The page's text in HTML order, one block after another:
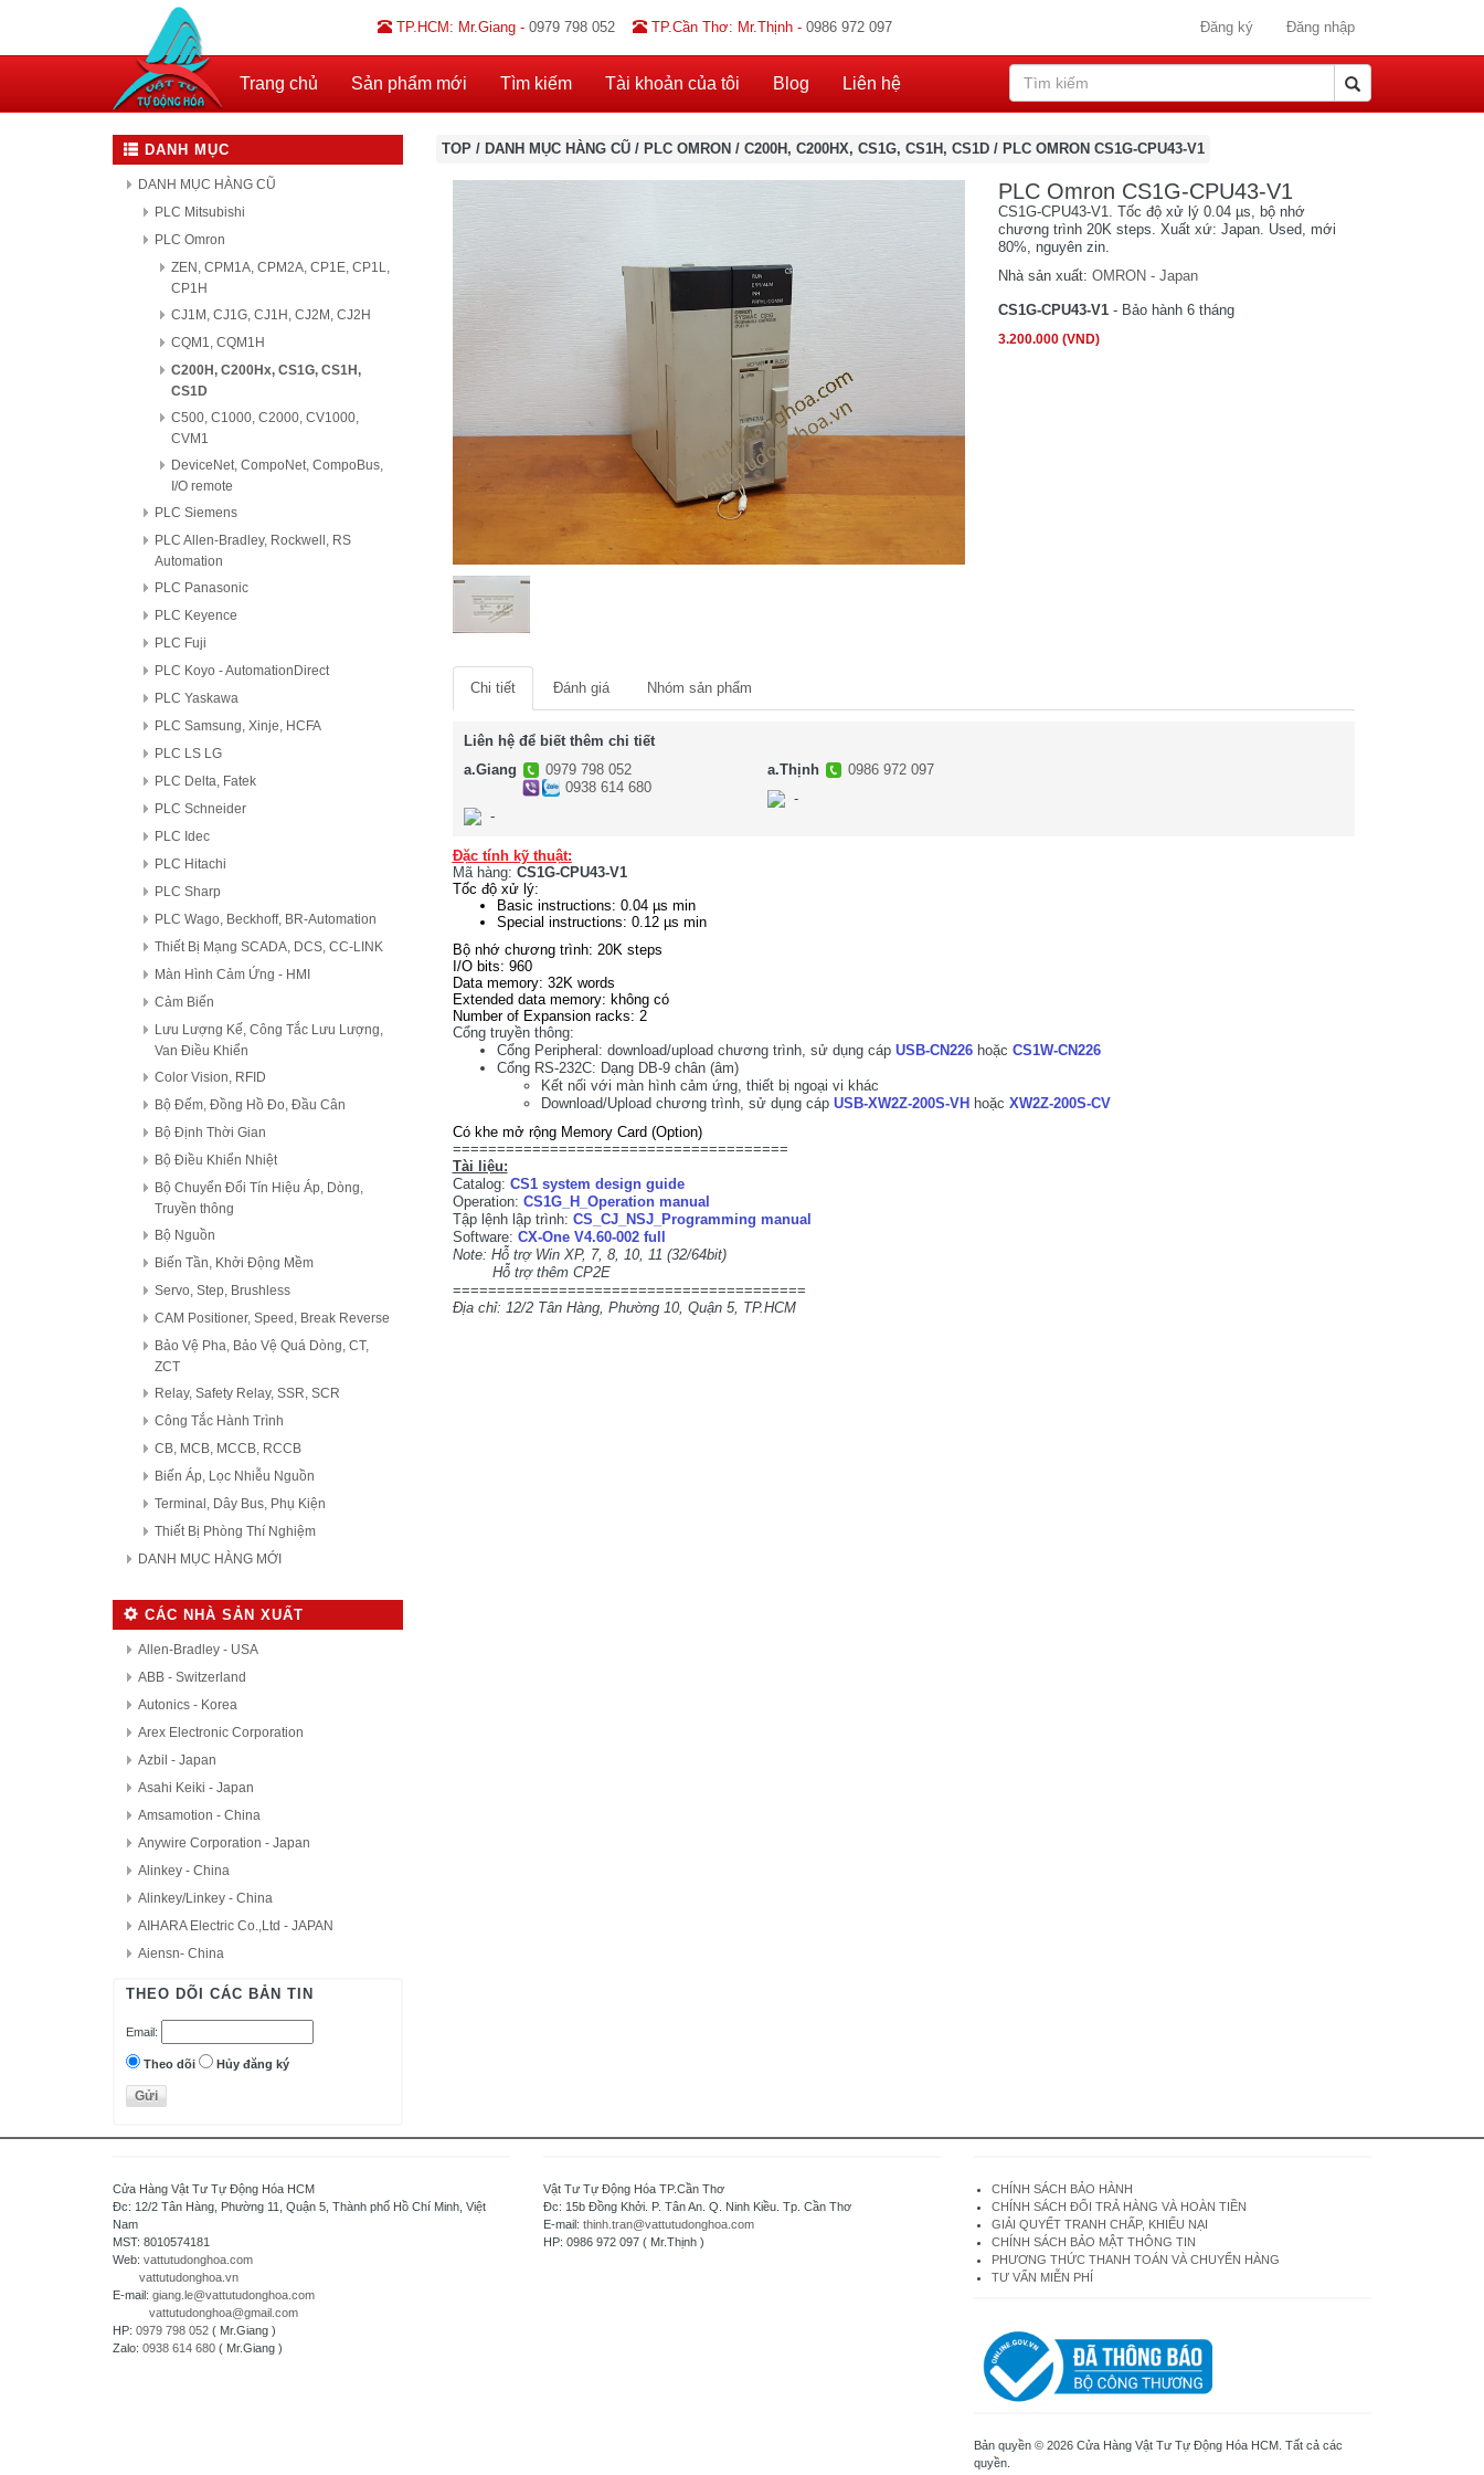
TP.HCM: Mr.Giang - 0979 798 052 TP.Cần Thơ: Mr.Thịnh - 0986 972 097 Đăng ký Đăng nhập
Trang chủ Sản phẩm mới Tìm kiếm Tài khoản của tôi Blog Liên hệ
DANH MỤC
DANH MỤC HÀNG CŨ
PLC Mitsubishi
PLC Omron
ZEN, CPM1A, CPM2A, CP1E, CP1L,
CP1H
CJ1M, CJ1G, CJ1H, CJ2M, CJ2H
CQM1, CQM1H
C200H, C200Hx, CS1G, CS1H,
CS1D
C500, C1000, C2000, CV1000,
CVM1
DeviceNet, CompoNet, CompoBus,
I/O remote
PLC Siemens
PLC Allen-Bradley, Rockwell, RS
Automation
PLC Panasonic
PLC Keyence
PLC Fuji
PLC Koyo - AutomationDirect
PLC Yaskawa
PLC Samsung, Xinje, HCFA
PLC LS LG
PLC Delta, Fatek
PLC Schneider
PLC Idec
PLC Hitachi
PLC Sharp
PLC Wago, Beckhoff, BR-Automation
Thiết Bị Mạng SCADA, DCS, CC-LINK
Màn Hình Cảm Ứng - HMI
Cảm Biến
Lưu Lượng Kế, Công Tắc Lưu Lượng,
Van Điều Khiển
Color Vision, RFID
Bộ Đếm, Đồng Hồ Đo, Đầu Cân
Bộ Định Thời Gian
Bộ Điều Khiển Nhiệt
Bộ Chuyển Đổi Tín Hiệu Áp, Dòng,
Truyền thông
Bộ Nguồn
Biến Tần, Khởi Động Mềm
Servo, Step, Brushless
CAM Positioner, Speed, Break Reverse
Bảo Vệ Pha, Bảo Vệ Quá Dòng, CT,
ZCT
Relay, Safety Relay, SSR, SCR
Công Tắc Hành Trình
CB, MCB, MCCB, RCCB
Biến Áp, Lọc Nhiễu Nguồn
Terminal, Dây Bus, Phụ Kiện
Thiết Bị Phòng Thí Nghiệm
DANH MỤC HÀNG MỚI
CÁC NHÀ SẢN XUẤT
Allen-Bradley - USA
ABB - Switzerland
Autonics - Korea
Arex Electronic Corporation
Azbil - Japan
Asahi Keiki - Japan
Amsamotion - China
Anywire Corporation - Japan
Alinkey - China
Alinkey/Linkey - China
AIHARA Electric Co.,Ltd - JAPAN
Aiensn- China
AutomationDirect - USA
Delta - Taiwan
Danfoss - Denmark
DAITRON
Di-soric - Germany
Daiichi Electronics co.,Ltd - Japan
Fuji Electric - Japan
FESTO
FDK Coperation
THEO DÕI CÁC BẢN TIN
Email:
Theo dõi Hủy đăng ký
TOP/ DANH MỤC HÀNG CŨ/ PLC OMRON / C200H, C200HX, CS1G, CS1H, CS1D/ PLC OMRON CS1G-CPU43-V1
PLC Omron CS1G-CPU43-V1
CS1G-CPU43-V1. Tốc độ xử lý 0.04 µs, bộ nhớ
chương trình 20K steps. Xuất xứ: Japan. Used, mới
80%, nguyên zin.
Nhà sản xuất: OMRON - Japan
CS1G-CPU43-V1- Bảo hành 6 tháng
3.200.000 (VND)
Chi tiết Đánh giá Nhóm sản phẩm
Liên hệ để biết thêm chi tiết
a.Giang
0979 798 052
0938 614 680
-
a.Thịnh
0986 972 097
-
Đặc tính kỹ thuật:
Mã hàng: CS1G-CPU43-V1
Tốc độ xử lý:
Basic instructions: 0.04 µs min
Special instructions: 0.12 µs min
Bộ nhớ chương trình: 20K steps
I/O bits: 960
Data memory: 32K words
Extended data memory: không có
Number of Expansion racks: 2
Cổng truyền thông:
Cổng Peripheral: download/upload chương trình, sử dụng cáp USB-CN226hoặc CS1W-CN226
Cổng RS-232C: Dạng DB-9 chân (âm)
Kết nối với màn hình cảm ứng, thiết bị ngoại vi khác
Download/Upload chương trình, sử dụng cáp USB-XW2Z-200S-VH hoặc XW2Z-200S-CV
Có khe mở rộng Memory Card (Option)
======================================
Tài liệu:
Catalog: CS1 system design guide
Operation: CS1G_H_Operation manual
Tập lệnh lập trình: CS_CJ_NSJ_Programming manual
Software: CX-One V4.60-002 full
Note: Hỗ trợ Win XP, 7, 8, 10, 11 (32/64bit)
Hỗ trợ thêm CP2E
========================================
Địa chỉ: 12/2 Tân Hàng, Phường 10, Quận 5, TP.HCM
Cửa Hàng Vật Tư Tự Động Hóa HCM
Đc: 12/2 Tân Hàng, Phường 11, Quận 5, Thành phố Hồ Chí Minh, Việt
Nam
MST: 8010574181
Web: vattutudonghoa.com
vattutudonghoa.vn
E-mail: giang.le@vattutudonghoa.com
vattutudonghoa@gmail.com
HP: 0979 798 052 ( Mr.Giang )
Zalo: 0938 614 680 ( Mr.Giang )
Vật Tư Tự Động Hóa TP.Cần Thơ
Đc: 15b Đồng Khởi. P. Tân An. Q. Ninh Kiều. Tp. Cần Thơ
E-mail: thinh.tran@vattutudonghoa.com
HP: 0986 972 097 ( Mr.Thịnh )
CHÍNH SÁCH BẢO HÀNH
CHÍNH SÁCH ĐỔI TRẢ HÀNG VÀ HOÀN TIỀN
GIẢI QUYẾT TRANH CHẤP, KHIẾU NẠI
CHÍNH SÁCH BẢO MẬT THÔNG TIN
PHƯƠNG THỨC THANH TOÁN VÀ CHUYỂN HÀNG
TƯ VẤN MIỄN PHÍ
Bản quyền © 2026 Cửa Hàng Vật Tư Tự Động Hóa HCM. Tất cả các
quyền.